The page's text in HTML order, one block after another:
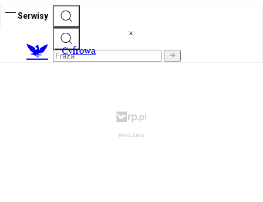
Serwisy
Cyfrowa